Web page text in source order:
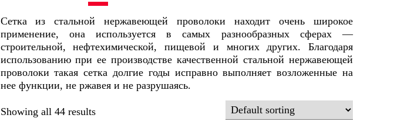
Сетка из стальной нержавеющей проволоки находит очень широкое
применение, она используется в самых разнообразных сферах —
строительной, нефтехимической, пищевой и многих других. Благодаря
использованию при ее производстве качественной стальной нержавеющей
проволоки такая сетка долгие годы исправно выполняет возложенные на
нее функции, не ржавея и не разрушаясь.
Showing all 44 results